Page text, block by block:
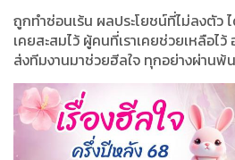
ถูกทำซ่อนเร้น ผลประโยชน์ที่ไม่ลงตัว
เคยสะสมไว้ ผู้คนที่เราเคยช่วยเหลือ
ส่งทีมงานมาช่วยฮีลใจ ทุกอย่างผ่านพ้